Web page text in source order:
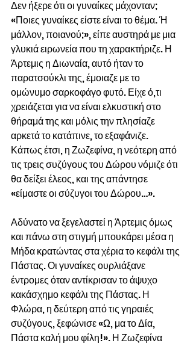
Δεν ήξερε ότι οι γυναίκες μάχονταν;
«Ποιες γυναίκες είστε είναι το θέμα. Ή
μάλλον, ποιανού;», είπε αυστηρά με μια
γλυκιά ειρωνεία που τη χαρακτήριζε. Η
Άρτεμις η Διωναία, αυτό ήταν το
παρατσούκλι της, έμοιαζε με το
ομώνυμο σαρκοφάγο φυτό. Είχε ό,τι
χρειάζεται για να είναι ελκυστική στο
θήραμά της και μόλις την πλησίαζε
αρκετά το κατάπινε, το εξαφάνιζε.
Κάπως έτσι, η Ζωζεφίνα, η νεότερη από
τις τρεις συζύγους του Δώρου νόμιζε ότι
θα δείξει έλεος, και της απάντησε
«είμαστε οι σύζυγοι του Δώρου…».
Αδύνατο να ξεγελαστεί η Άρτεμις όμως
και πάνω στη στιγμή μπουκάρει μέσα η
Μήδα κρατώντας στα χέρια το κεφάλι της
Πάστας. Οι γυναίκες ουρλιάξανε
έντρομες όταν αντίκρισαν το άψυχο
κακάσχημο κεφάλι της Πάστας. Η
Φλώρα, η δεύτερη από τις γηραιές
συζύγους, ξεφώνισε «Ω, μα το Δία,
Πάστα καλή μου φίλη!». Η Ζωζεφίνα